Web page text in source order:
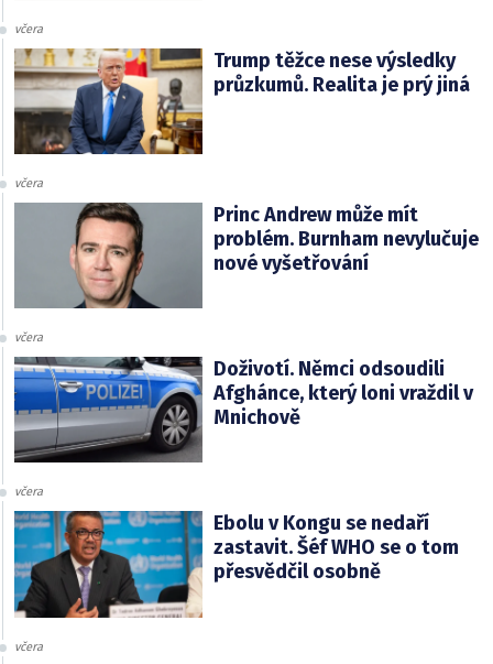
včera
Trump těžce nese výsledky
průzkumů. Realita je prý jiná
včera
Princ Andrew může mít
problém. Burnham nevylučuje
nové vyšetřování
včera
Doživotí. Němci odsoudili
Afghánce, který loni vraždil v
Mnichově
včera
Ebolu v Kongu se nedaří
zastavit. Šéf WHO se o tom
přesvědčil osobně
včera